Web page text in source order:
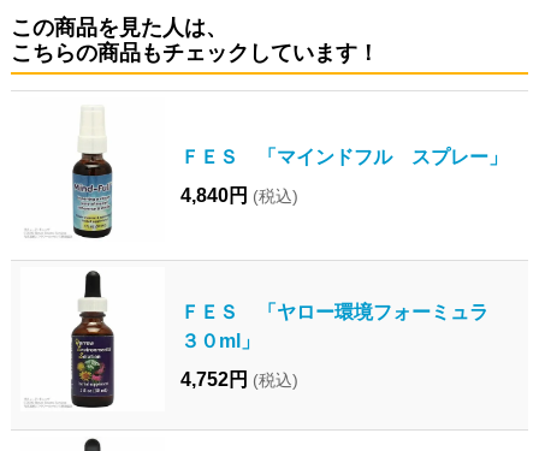
この商品を見た人は、
こちらの商品もチェックしています！
ＦＥＳ 「マインドフル スプレー」
4,840円 (税込)
ＦＥＳ 「ヤロー環境フォーミュラ
３０ml」
4,752円 (税込)